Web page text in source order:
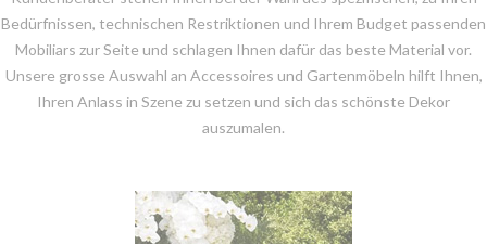
Bedürfnissen, technischen Restriktionen und Ihrem Budget passenden
Mobiliars zur Seite und schlagen Ihnen dafür das beste Material vor.
Unsere grosse Auswahl an Accessoires und Gartenmöbeln hilft Ihnen,
Ihren Anlass in Szene zu setzen und sich das schönste Dekor
auszumalen.